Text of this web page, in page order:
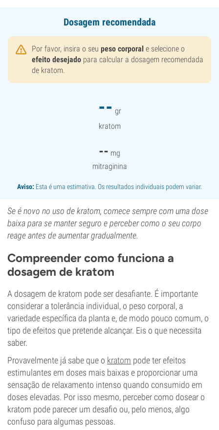
Dosagem recomendada
Por favor, insira o seu peso corporal e selecione o
efeito desejado para calcular a dosagem recomendada
de kratom.
-- gr
kratom
-- mg
mitraginina
Aviso: Esta é uma estimativa. Os resultados individuais podem variar.
Se é novo no uso de kratom, comece sempre com uma dose
baixa para se manter seguro e perceber como o seu corpo
reage antes de aumentar gradualmente.
Compreender como funciona a
dosagem de kratom
A dosagem de kratom pode ser desafiante. É importante
considerar a tolerância individual, o peso corporal, a
variedade específica da planta e, de modo pouco comum, o
tipo de efeitos que pretende alcançar. Eis o que necessita
saber.
Provavelmente já sabe que o kratom pode ter efeitos
estimulantes em doses mais baixas e proporcionar uma
sensação de relaxamento intenso quando consumido em
doses elevadas. Por isso mesmo, perceber como dosear o
kratom pode parecer um desafio ou, pelo menos, algo
confuso para algumas pessoas.